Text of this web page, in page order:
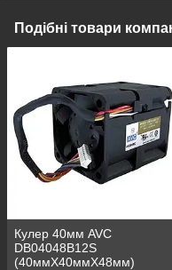
Подібні товари
Кулер 40мм AVC
DB04048B12S
(40ммХ40ммХ48мм)